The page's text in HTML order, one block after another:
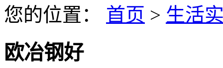
您的位置： 首页 > 生活
欧冶钢好